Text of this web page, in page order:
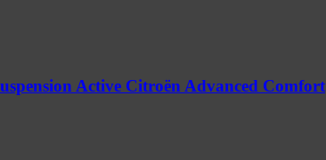
Active Citroën Advanced Comfort